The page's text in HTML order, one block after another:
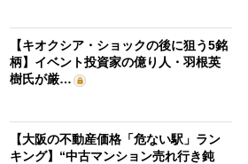
【キオクシア・ショックの後に狙う5銘
柄】イベント投資家の億り人・羽根英
樹氏が厳…
【大阪の不動産価格「危ない駅」ラン
キング】“中古マンション売れ行き鈍